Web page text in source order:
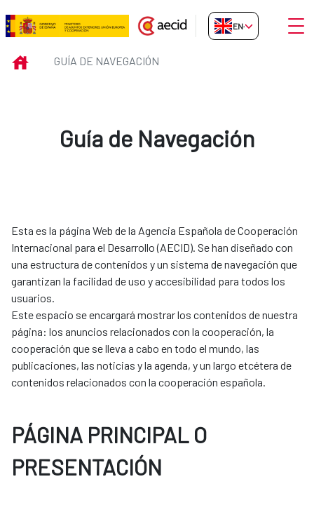
Skip to Main Content
Guía de Navegación
EN-GB
INICIOGUÍA DE NAVEGACIÓN
Guía de Navegación
Esta es la página Web de la Agencia Española de Cooperación
Internacional para el Desarrollo (AECID). Se han diseñado con
una estructura de contenidos y un sistema de navegación que
garantizan la facilidad de uso y accesibilidad para todos los
usuarios.
Este espacio se encargará mostrar los contenidos de nuestra
página: los anuncios relacionados con la cooperación, la
cooperación que se lleva a cabo en todo el mundo, las
publicaciones, las noticias y la agenda, y un largo etcétera de
contenidos relacionados con la cooperación española.
PÁGINA PRINCIPAL O
PRESENTACIÓN